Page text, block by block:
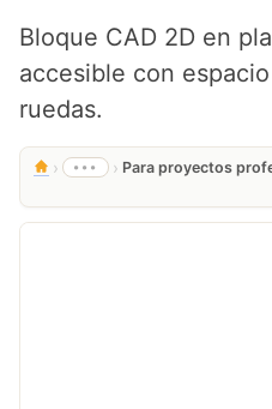
Bloque CAD 2D en
accesible con
ruedas.
› ••• ›